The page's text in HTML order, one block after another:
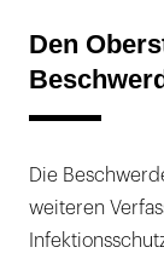
Den
Die
weiteren